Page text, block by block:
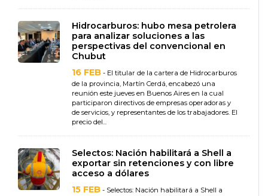
Hidrocarburos: hubo mesa petrolera
para analizar soluciones a las
perspectivas del convencional en
Chubut
16 FEB - El titular de la cartera de Hidrocarburos
de la provincia, Martín Cerdá, encabezó una
reunión este jueves en Buenos Aires en la cual
participaron directivos de empresas operadoras y
de servicios, y representantes de los trabajadores. El
precio del...
Selectos: Nación habilitará a Shell a
exportar sin retenciones y con libre
acceso a dólares
15 FEB - Selectos: Nación habilitará a Shell a